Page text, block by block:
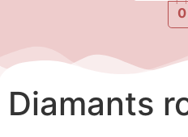
0
Diamants